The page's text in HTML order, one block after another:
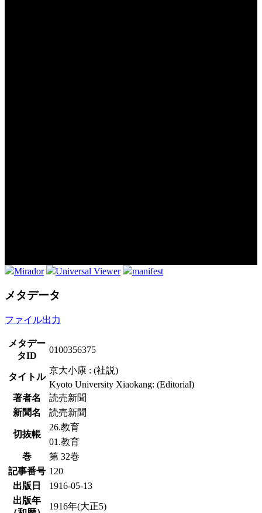
Mirador Universal Viewer manifest
メタデータ
ファイル出力
メタデー
タID
0100356375
タイトル
京大小康 : (社説)
Kyoto University Xiaokang: (Editorial)
著者名
読売新聞
新聞名
読売新聞
切抜帳
26.教育
01.教育
巻
第 32巻
記事番号 120
出版日
1916-05-13
出版年
1916年(大正5)